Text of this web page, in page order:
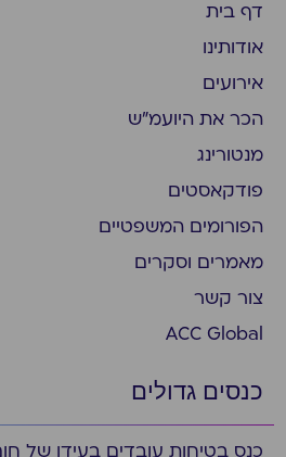
דף בית
אודותינו
אירועים
הכר את היועמ״ש
מנטורינג
פודקאסטים
הפורומים המשפטיים
מאמרים וסקרים
צור קשר
ACC Global
כנסים גדולים
כנס בטיחות עובדים בעידן של